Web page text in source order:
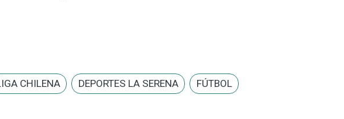
CHILENA DEPORTES LA SERENA FÚTBOL